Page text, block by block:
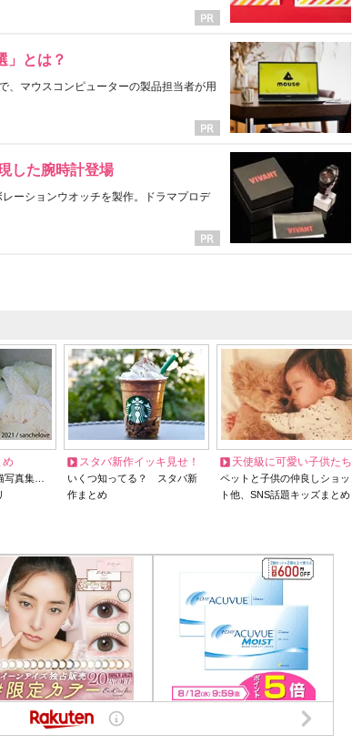
」とは？
、マウスコンピューターの製品担当者が用
した腕時計登場
ーションウオッチを製作。ドラマプロデ
め
写真集…
スタバ新作イッキ見せ！
いくつ知ってる？ スタバ新
作まとめ
天使級に可愛い子供たち
ペットと子供の仲良しショッ
ト他、SNS話題キッズまとめ